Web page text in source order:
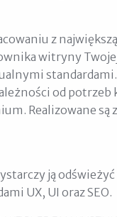
z
witryny
od potrzeb
Realizowane
ją odświeżyć
UX, UI oraz SEO.